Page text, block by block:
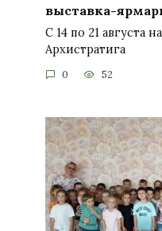
выставка-
С 14 по 21 августа
Архистратига
0 52